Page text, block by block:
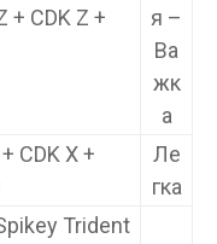
+ CDK Z +
я –
Ва
жк
а
CDK X +
Ле
гка
Trident